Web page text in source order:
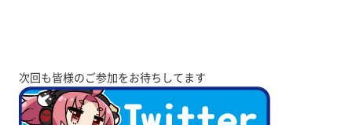
次回も皆様のご参加をお待ちしてます